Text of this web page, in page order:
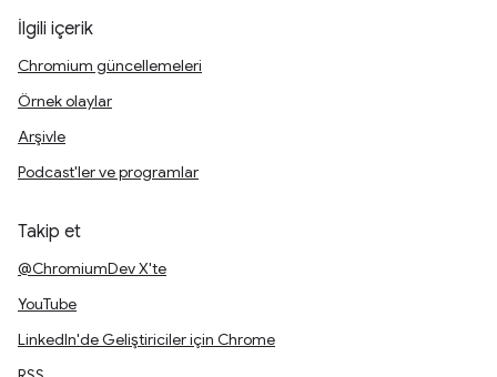
İlgili içerik
Chromium güncellemeleri
Örnek olaylar
Arşivle
Podcast'ler ve programlar
Takip et
@ChromiumDev X'te
YouTube
LinkedIn'de Geliştiriciler için Chrome